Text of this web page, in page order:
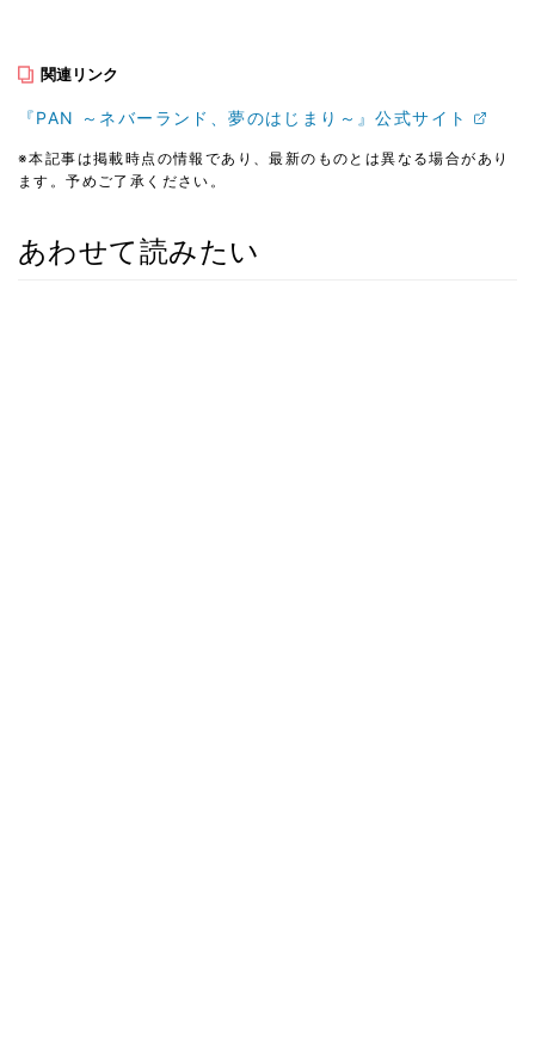
関連リンク
『PAN ～ネバーランド、夢のはじまり～』公式サイト
※本記事は掲載時点の情報であり、最新のものとは異なる場合があり
ます。予めご了承ください。
あわせて読みたい